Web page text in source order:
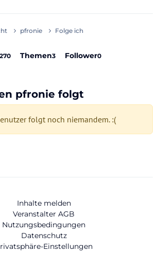
pfronie Folge ich
270 Themen3 Follower0
pfronie folgt
folgt noch niemandem. :(
Inhalte melden
Veranstalter AGB
Nutzungsbedingungen
Datenschutz
Einstellungen